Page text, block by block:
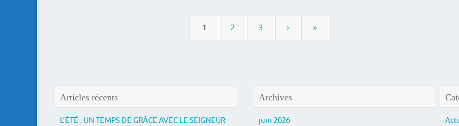
1 2 3 › »
Articles récents
L’ÉTÉ : UN TEMPS DE GRÂCE AVEC LE SEIGNEUR
Archives
juin 2026